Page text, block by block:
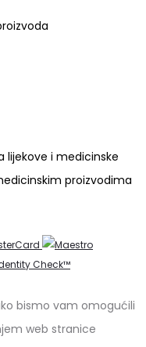
lijekove i medicinske
proizvodima
bismo vam omogućili
web stranice